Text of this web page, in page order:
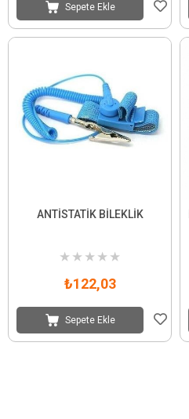
Sepete Ekle
ANTİSTATİK BİLEKLİK
★ ★ ★ ★ ★
₺122,03
Sepete Ekle